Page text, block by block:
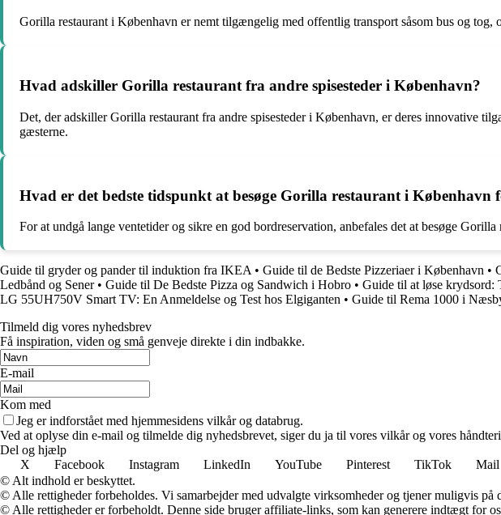
Gorilla restaurant i København er nemt tilgængelig med offentlig transport såsom bus og tog,
Hvad adskiller Gorilla restaurant fra andre spisesteder i København?
Det, der adskiller Gorilla restaurant fra andre spisesteder i København, er deres innovative
gæsterne.
Hvad er det bedste tidspunkt at besøge Gorilla restaurant i København
For at undgå lange ventetider og sikre en god bordreservation, anbefales det at besøge
Guide til gryder og pander til induktion fra IKEA • Guide til de Bedste Pizzeriaer i København •
Ledbånd og Sener• Guide til De Bedste Pizza og Sandwich i Hobro • Guide til at løse krydsord:
LG 55UH750V Smart TV: En Anmeldelse og Test hos Elgiganten • Guide til Rema 1000 i
Tilmeld dig vores nyhedsbrev
Få inspiration, viden og små genveje direkte i din indbakke.
E-mail
Kom med
Jeg er indforstået med hjemmesidens vilkår og databrug.
Ved at oplyse din e-mail og tilmelde dig nyhedsbrevet, siger du ja til vores vilkår og vores
Del og hjælp
X
Facebook Instagram LinkedIn YouTube Pinterest TikTok Mail
© Alt indhold er beskyttet.
© Alle rettigheder forbeholdes. Vi samarbejder med udvalgte virksomheder og tjener muligvis på
© Alle rettigheder er forbeholdt. Denne side bruger affiliate-links, som kan generere indtægt for